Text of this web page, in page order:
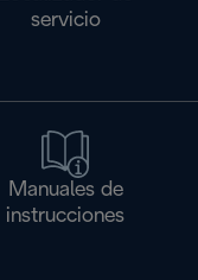
servicio
Manuales de
instrucciones